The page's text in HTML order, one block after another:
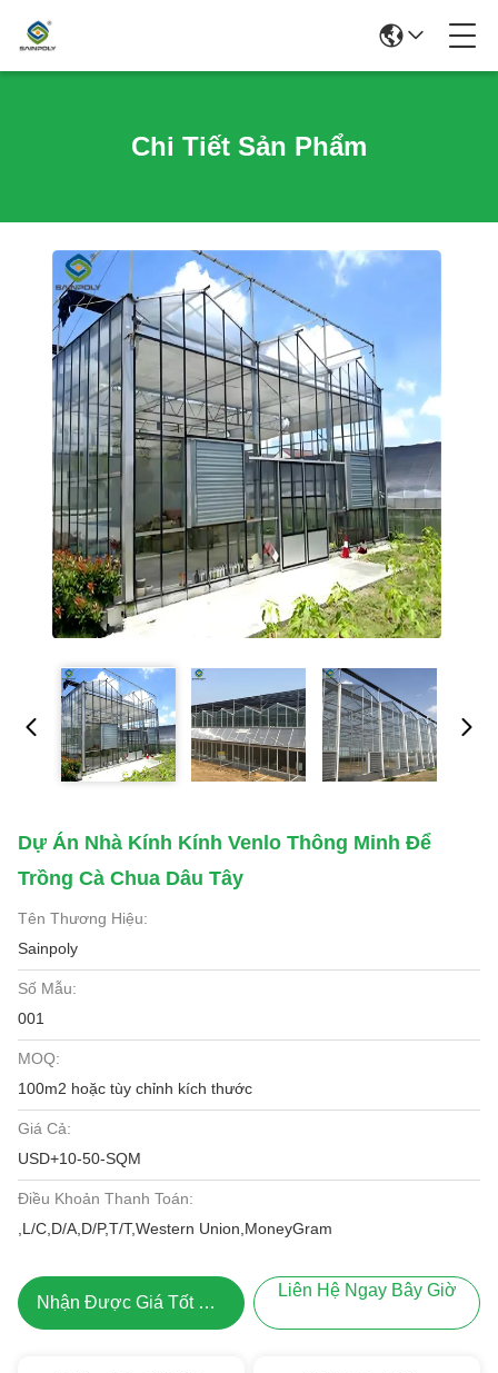
Chi Tiết Sản Phẩm
Dự Án Nhà Kính Kính Venlo Thông Minh Để
Trồng Cà Chua Dâu Tây
Tên Thương Hiệu:
Sainpoly
Số Mẫu:
001
MOQ:
100m2 hoặc tùy chỉnh kích thước
Giá Cả:
USD+10-50-SQM
Điều Khoản Thanh Toán:
,L/C,D/A,D/P,T/T,Western Union,MoneyGram
Nhận Được Giá Tốt Nhất
Liên Hệ Ngay Bây Giờ